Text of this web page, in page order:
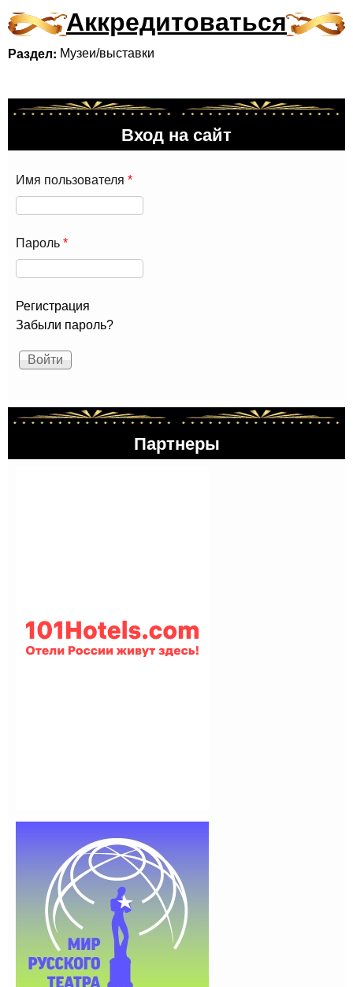
Аккредитоваться
Раздел: Музеи/выставки
Вход на сайт
Имя пользователя *
Пароль *
Регистрация
Забыли пароль?
Партнеры